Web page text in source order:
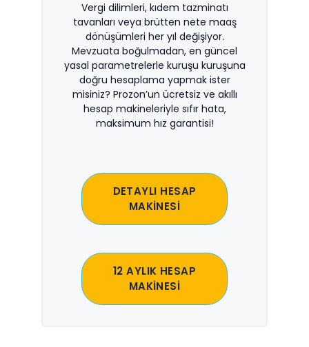
Vergi dilimleri, kıdem tazminatı
tavanları veya brütten nete maaş
dönüşümleri her yıl değişiyor.
Mevzuata boğulmadan, en güncel
yasal parametrelerle kuruşu kuruşuna
doğru hesaplama yapmak ister
misiniz? Prozon’un ücretsiz ve akıllı
hesap makineleriyle sıfır hata,
maksimum hız garantisi!
DETAYLI HESAP
MAKİNESİ
12 AYLIK HESAP
MAKİNESİ